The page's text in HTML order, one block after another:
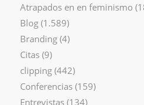
Atrapados en en feminismo
Blog(1.589)
Branding(4)
Citas(9)
clipping(442)
Conferencias(159)
Entrevistas(134)